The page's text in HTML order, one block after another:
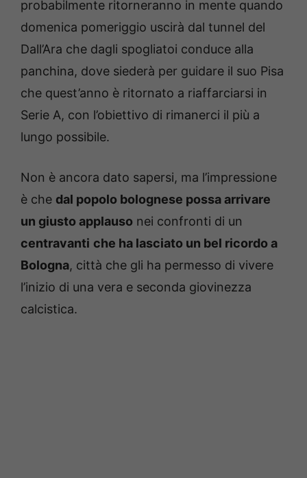
probabilmente ritorneranno in mente quando
domenica pomeriggio uscirà dal tunnel del
Dall’Ara che dagli spogliatoi conduce alla
panchina, dove siederà per guidare il suo Pisa
che quest’anno è ritornato a riaffarciarsi in
Serie A, con l’obiettivo di rimanerci il più a
lungo possibile.
Non è ancora dato sapersi, ma l’impressione
è che dal popolo bolognese possa arrivare
un giusto applauso nei confronti di un
centravanti che ha lasciato un bel ricordo a
Bologna, città che gli ha permesso di vivere
l’inizio di una vera e seconda giovinezza
calcistica.